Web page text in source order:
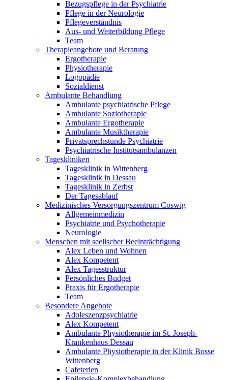
Bezugspflege in der Psychiatrie
Pflege in der Neurologie
Pflegeverständnis
Aus- und Weiterbildung Pflege
Team
Therapieangebote und Beratung
Ergotherapie
Physiotherapie
Logopädie
Sozialdienst
Ambulante Behandlung
Ambulante psychiatrische Pflege
Ambulante Soziotherapie
Ambulante Ergotherapie
Ambulante Musiktherapie
Privatsprechstunde Psychiatrie
Psychiatrische Institutsambulanzen
Tageskliniken
Tagesklinik in Wittenberg
Tagesklinik in Dessau
Tagesklinik in Zerbst
Der Tagesablauf
Medizinisches Versorgungszentrum Coswig
Allgemeinmedizin
Psychiatrie und Psychotherapie
Neurologie
Menschen mit seelischer Beeinträchtigung
Alex Leben und Wohnen
Alex Kompetent
Alex Tagesstruktur
Persönliches Budget
Praxis für Ergotherapie
Team
Besondere Angebote
Adoleszenzpsychiatrie
Alex Kompetent
Ambulante Physiotherapie im St. Joseph-
Krankenhaus Dessau
Ambulante Physiotherapie in der Klinik Bosse
Wittenberg
Cafeterien